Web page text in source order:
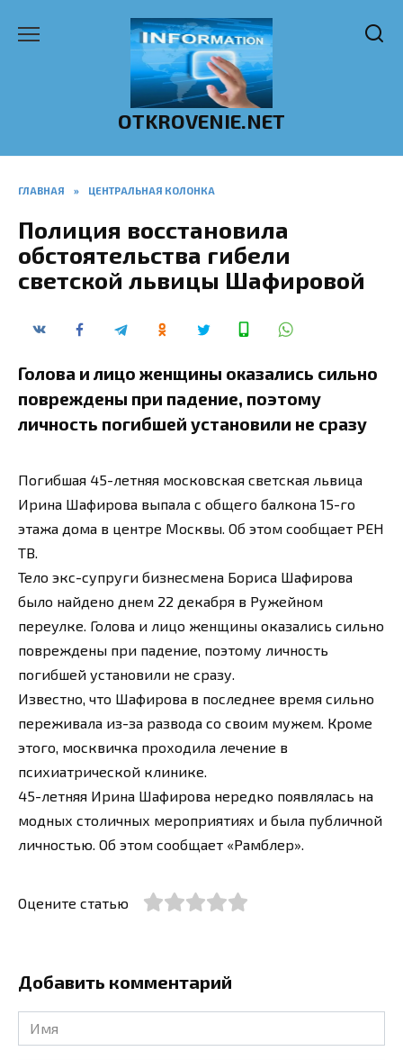
OTKROVENIE.NET
ГЛАВНАЯ » ЦЕНТРАЛЬНАЯ КОЛОНКА
Полиция восстановила
обстоятельства гибели
светской львицы Шафировой
Голова и лицо женщины оказались сильно
повреждены при падение, поэтому
личность погибшей установили не сразу
Погибшая 45-летняя московская светская львица
Ирина Шафирова выпала с общего балкона 15-го
этажа дома в центре Москвы. Об этом сообщает РЕН
ТВ.
Тело экс-супруги бизнесмена Бориса Шафирова
было найдено днем 22 декабря в Ружейном
переулке. Голова и лицо женщины оказались сильно
повреждены при падение, поэтому личность
погибшей установили не сразу.
Известно, что Шафирова в последнее время сильно
переживала из-за развода со своим мужем. Кроме
этого, москвичка проходила лечение в
психиатрической клинике.
45-летняя Ирина Шафирова нередко появлялась на
модных столичных мероприятиях и была публичной
личностью. Об этом сообщает «Рамблер».
Оцените статью
Добавить комментарий
Имя
*